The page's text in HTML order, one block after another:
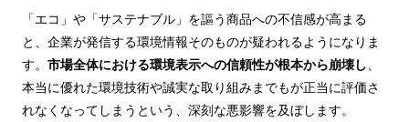
「エコ」や「サステナブル」を謳う商品への不信感が高まる
と、企業が発信する環境情報そのものが疑われるようになりま
す。 市場全体における環境表示への信頼性が根本から崩壊し、
本当に優れた環境技術や誠実な取り組みまでもが正当に評価さ
れなくなってしまうという、深刻な悪影響を及ぼします。